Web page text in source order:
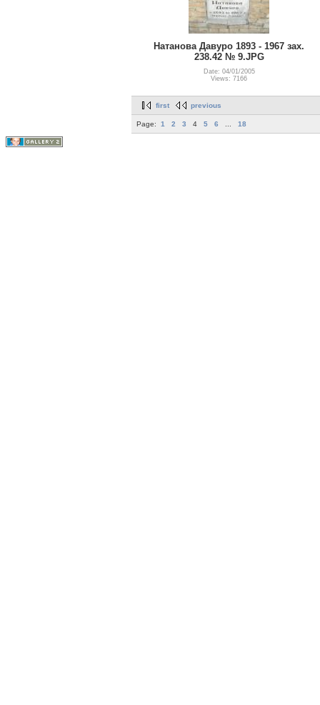
Натанова Давуро 1893 - 1967 зах.
238.42 № 9.JPG
Date: 04/01/2005
Views: 7166
first previous
Page: 1 2 3 4 5 6 18